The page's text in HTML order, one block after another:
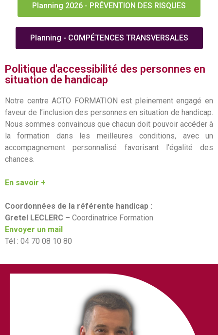
Planning 2026 - PRÉVENTION DES RISQUES
Planning - COMPÉTENCES TRANSVERSALES
Politique d'accessibilité des personnes en
situation de handicap
Notre centre ACTO FORMATION est pleinement engagé en
faveur de l’inclusion des personnes en situation de handicap.
Nous sommes convaincus que chacun doit pouvoir accéder à
la formation dans les meilleures conditions, avec un
accompagnement personnalisé favorisant l’égalité des
chances.
En savoir +
Coordonnées de la référente handicap :
Gretel LECLERC – Coordinatrice Formation
Envoyer un mail
Tél : 04 70 08 10 80